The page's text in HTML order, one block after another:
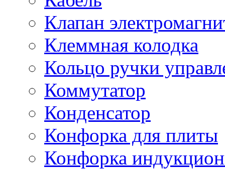
Клапан
Клеммная колодка
Кольцо ручки
Коммутатор
Конденсатор
Конфорка для плиты
Конфорка